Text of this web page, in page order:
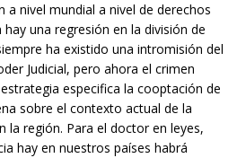
a nivel mundial a nivel de derechos
una regresión en la división de
ha existido una intromisión del
Judicial, pero ahora el crimen
especifica la cooptación de
sobre el contexto actual de la
la región. Para el doctor en leyes,
hay en nuestros países habrá